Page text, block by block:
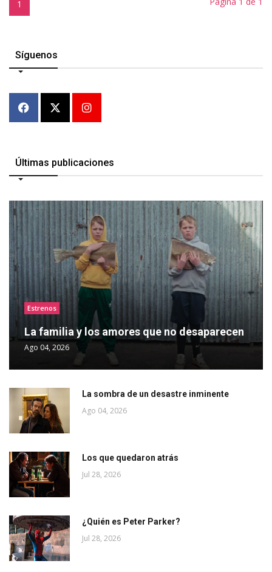
1
Síguenos
Últimas publicaciones
Estrenos
La familia y los amores que no desaparecen
Ago 04, 2026
La sombra de un desastre inminente
Ago 04, 2026
Los que quedaron atrás
Jul 28, 2026
¿Quién es Peter Parker?
Jul 28, 2026